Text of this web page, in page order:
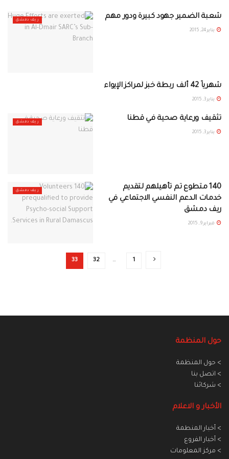
ريف دمشق شعبة الضمير جهود كبيرة ودور مهم
يناير 24, 2015
شهرياً 42 ألف ربطة خبز لمراكز الإيواء
يناير 3, 2015
ريف دمشق تثقيف ورعاية صحية في قطنا
يناير 3, 2015
ريف دمشق
140 متطوع تم تأهيلهم لتقديم
خدمات الدعم النفسي الاجتماعي في
ريف دمشق
فبراير 9, 2015
1
…
32
33
حول المنظمة
> حول المنظمة
> اتصل بنا
> شركائنا
الأخبار و الاعلام
> أخبار المنطمة
> أخبار الفروع
> مركز المعلومات